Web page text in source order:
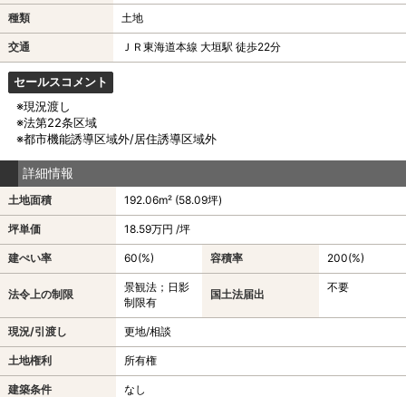
種類 土地
交通 ＪＲ東海道本線 大垣駅 徒歩22分
セールスコメント
※現況渡し
※法第22条区域
※都市機能誘導区域外/居住誘導区域外
詳細情報
土地面積 192.06m² (58.09坪)
坪単価 18.59万円 /坪
建ぺい率 60(%) 容積率 200(%)
法令上の制限
景観法；日影
制限有
国土法届出
不要
現況/引渡し 更地/相談
土地権利 所有権
建築条件 なし